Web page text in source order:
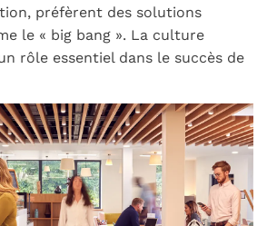
préfèrent des solutions
le « big bang ». La culture
rôle essentiel dans le succès de